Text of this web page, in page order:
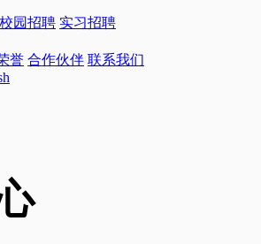
校园招聘 实习招聘
誉 合作伙伴 联系我们